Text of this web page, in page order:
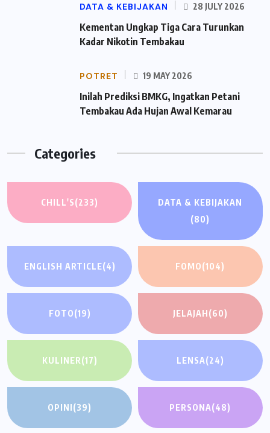
DATA & KEBIJAKAN 28 JULY 2026
Kementan Ungkap Tiga Cara Turunkan
Kadar Nikotin Tembakau
POTRET 19 MAY 2026
Inilah Prediksi BMKG, Ingatkan Petani
Tembakau Ada Hujan Awal Kemarau
Categories
CHILL'S(233)
DATA & KEBIJAKAN
(80)
ENGLISH ARTICLE(4) FOMO(104)
FOTO(19) JELAJAH(60)
KULINER(17) LENSA(24)
OPINI(39) PERSONA(48)